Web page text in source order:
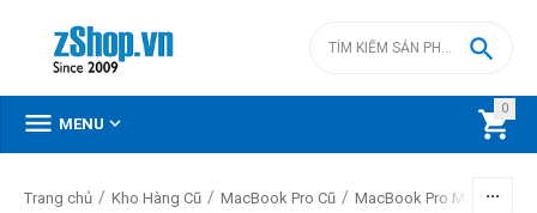
0


 MENU 
Trang chủ / Kho Hàng Cũ / MacBook Pro Cũ / MacBook Pro M2 cũ